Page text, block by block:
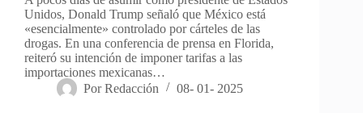
Unidos, Donald Trump señaló que México está
«esencialmente» controlado por cárteles de las
drogas. En una conferencia de prensa en Florida,
reiteró su intención de imponer tarifas a las
importaciones mexicanas…
Por Redacción 08- 01- 2025